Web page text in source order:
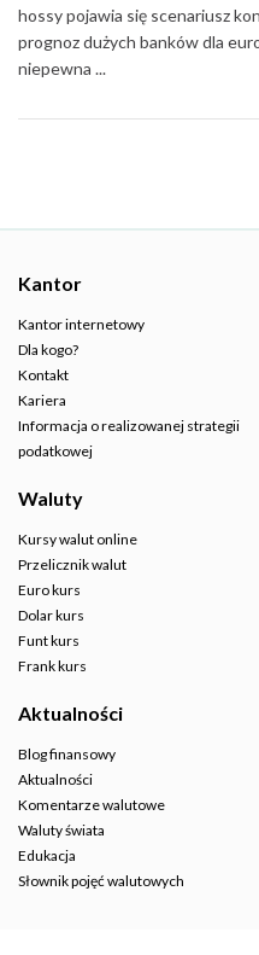
hossy pojawia się scenariusz
prognoz dużych banków dla
niepewna ...
Kantor
Kantor internetowy
Dla kogo?
Kontakt
Kariera
Informacja o realizowanej strategii
podatkowej
Waluty
Kursy walut online
Przelicznik walut
Euro kurs
Dolar kurs
Funt kurs
Frank kurs
Aktualności
Blog finansowy
Aktualności
Komentarze walutowe
Waluty świata
Edukacja
Słownik pojęć walutowych